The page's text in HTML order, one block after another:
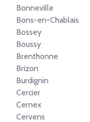
Bonneville
Bons-en-Chablais
Bossey
Boussy
Brenthonne
Brizon
Burdignin
Cercier
Cernex
Cervens